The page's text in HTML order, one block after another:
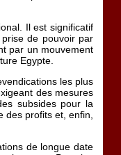
Il est significatif
de pouvoir par
par un mouvement
Egypte.
les plus
des mesures
subsides pour la
profits et, enfin,
de longue date